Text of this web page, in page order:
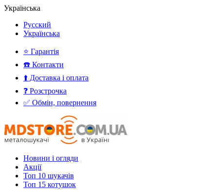
Українська
Русский
Українська
⭐ Гарантія
☎️ Контакти
⬆️ Доставка і оплата
❓ Розстрочка
✅ Обмін, повернення
Новини і огляди
Акції
Топ 10 шукачів
Топ 15 котушок